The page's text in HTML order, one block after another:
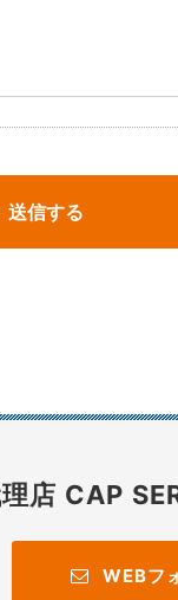
送信する
店 CAP
WEBフ